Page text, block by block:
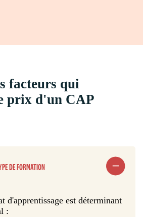
facteurs qui
prix d'un CAP
DE FORMATION
d'apprentissage est déterminant
: